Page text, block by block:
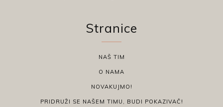
Stranice
NAŠ TIM
O NAMA
NOVAKUJMO!
PRIDRUŽI SE NAŠEM TIMU, BUDI POKAZIVAČ!